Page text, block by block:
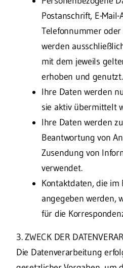
Postanschrift, E-Mail-
Telefonnummer
werden
mit dem jeweils
erhoben und genutzt.
Ihre Daten werden
sie aktiv übermittelt
Ihre Daten werden
Beantwortung von
Zusendung von
verwendet.
Kontaktdaten, die im
angegeben werden,
für die
3. ZWECK DER
Die Datenverarbeitung